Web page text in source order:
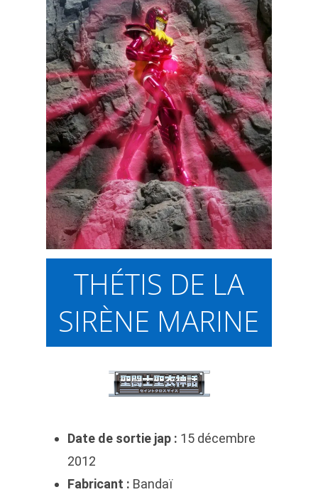
THÉTIS DE LA
SIRÈNE MARINE
Date de sortie jap : 15 décembre
2012
Fabricant : Bandaï